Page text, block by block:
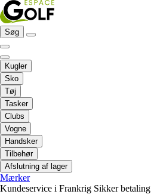
Søg
Kugler
Sko
Tøj
Tasker
Clubs
Vogne
Handsker
Tilbehør
Afslutning af lager
Mærker
Kundeservice i Frankrig Sikker betaling